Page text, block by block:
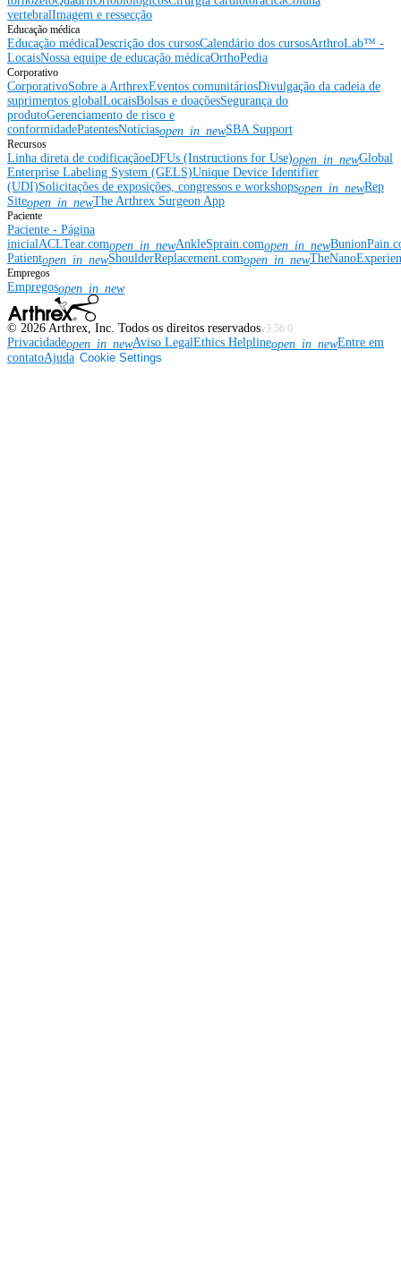
vertebralImagem e ressecção
Educação médica
Educação médicaDescrição dos cursosCalendário dos cursosArthroLab™ -
LocaisNossa equipe de educação médicaOrthoPedia
Corporativo
CorporativoSobre a ArthrexEventos comunitáriosDivulgação da cadeia de
suprimentos globalLocaisBolsas e doaçõesSegurança do
produtoGerenciamento de risco e
conformidadePatentesNotíciasopen_in_newSBA Support
Recursos
Linha direta de codificaçãoeDFUs (Instructions for Use)open_in_newGlobal
Enterprise Labeling System (GELS)Unique Device Identifier
(UDI)Solicitações de exposições, congressos e workshopsopen_in_newRep
Siteopen_in_newThe Arthrex Surgeon App
Paciente
Paciente - Página
inicialACLTear.comopen_in_newAnkleSprain.comopen_in_new
Patientopen_in_newShoulderReplacement.comopen_in_new
Empregos
Empregosopen_in_new
© 2026 Arthrex, Inc. Todos os direitos reservadosv3.56.0
Privacidadeopen_in_newAviso LegalEthics Helplineopen_in_newEntre em
contatoAjuda Cookie Settings